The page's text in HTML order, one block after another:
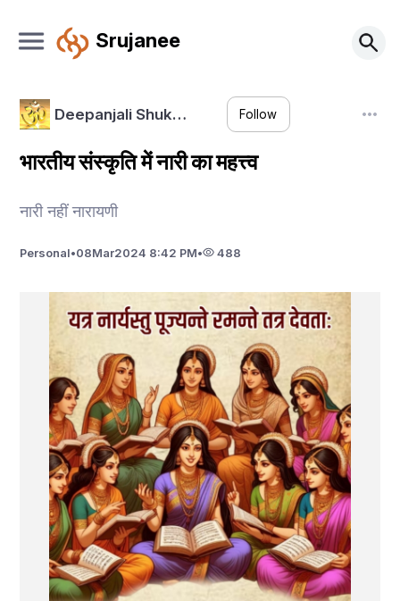
Srujanee
Deepanjali Shuk… Follow
भारतीय संस्कृति में नारी का महत्त्व
नारी नहीं नारायणी
Personal•08Mar2024 8:42 PM• 488